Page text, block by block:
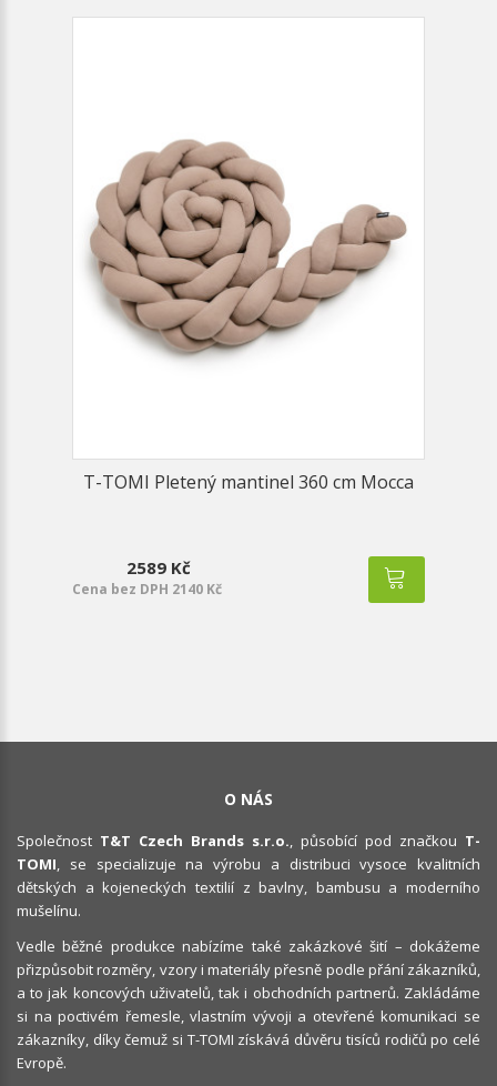
T-TOMI Pletený mantinel 360 cm Mocca
2589 Kč
Cena bez DPH 2140 Kč
O NÁS
Společnost T&T Czech Brands s.r.o. , působící pod značkou T-
TOMI , se specializuje na výrobu a distribuci vysoce kvalitních
dětských a kojeneckých textilií z bavlny, bambusu a moderního
mušelínu.
Vedle běžné produkce nabízíme také zakázkové šití – dokážeme
přizpůsobit rozměry, vzory i materiály přesně podle přání zákazníků,
a to jak koncových uživatelů, tak i obchodních partnerů. Zakládáme
si na poctivém řemesle, vlastním vývoji a otevřené komunikaci se
zákazníky, díky čemuž si T-TOMI získává důvěru tisíců rodičů po celé
Evropě.